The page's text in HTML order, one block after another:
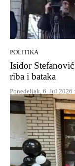
POLITIKA
Isidor
riba i bataka
Ponedeljak, 6. Jul 2026